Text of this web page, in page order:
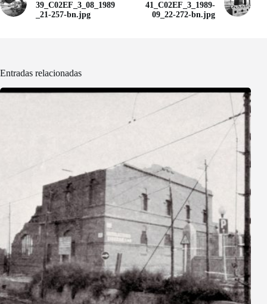
39_C02EF_3_08_1989
_21-257-bn.jpg
41_C02EF_3_1989-
09_22-272-bn.jpg
Entradas relacionadas